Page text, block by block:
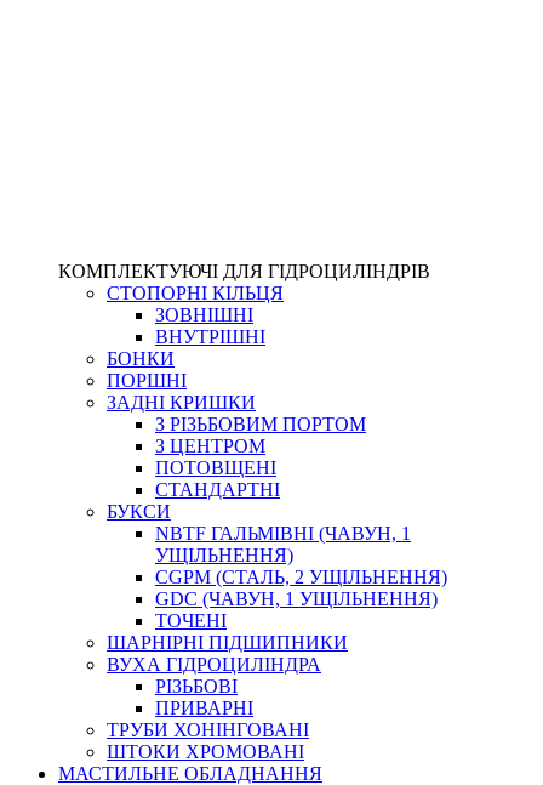
КОМПЛЕКТУЮЧІ ДЛЯ ГІДРОЦИЛІНДРІВ
СТОПОРНІ КІЛЬЦЯ
ЗОВНІШНІ
ВНУТРІШНІ
БОНКИ
ПОРШНІ
ЗАДНІ КРИШКИ
З РІЗЬБОВИМ ПОРТОМ
З ЦЕНТРОМ
ПОТОВЩЕНІ
СТАНДАРТНІ
БУКСИ
NBTF ГАЛЬМІВНІ (ЧАВУН, 1
УЩІЛЬНЕННЯ)
CGPM (СТАЛЬ, 2 УЩІЛЬНЕННЯ)
GDC (ЧАВУН, 1 УЩІЛЬНЕННЯ)
ТОЧЕНІ
ШАРНІРНІ ПІДШИПНИКИ
ВУХА ГІДРОЦИЛІНДРА
РІЗЬБОВІ
ПРИВАРНІ
ТРУБИ ХОНІНГОВАНІ
ШТОКИ ХРОМОВАНІ
МАСТИЛЬНЕ ОБЛАДНАННЯ